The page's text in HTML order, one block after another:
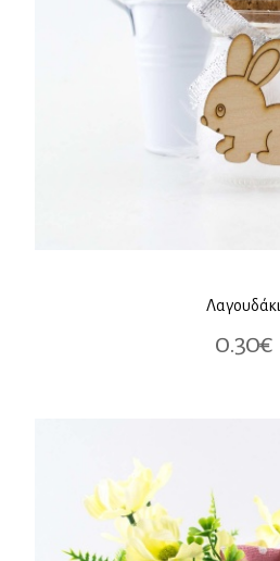
Λαγουδάκι
0.30€